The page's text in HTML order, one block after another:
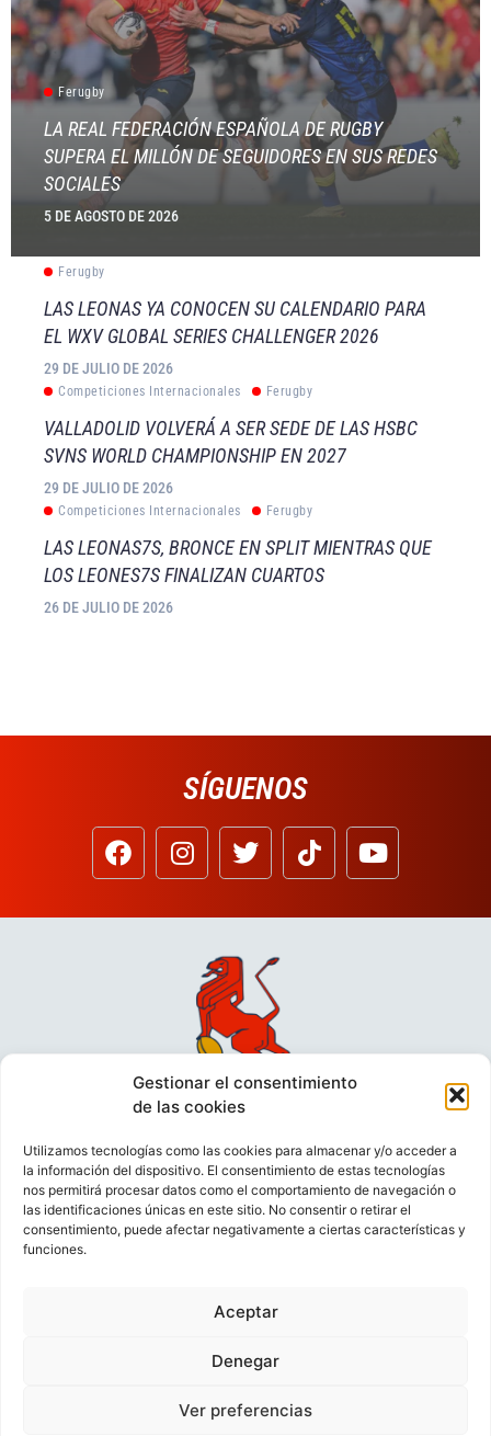
Gestionar el consentimiento
de las cookies
Utilizamos tecnologías como las cookies para almacenar y/o acceder a
la información del dispositivo. El consentimiento de estas tecnologías
nos permitirá procesar datos como el comportamiento de navegación o
las identificaciones únicas en este sitio. No consentir o retirar el
consentimiento, puede afectar negativamente a ciertas características y
funciones.
Aceptar
Denegar
Ver preferencias
Ferugby
LA REAL FEDERACIÓN ESPAÑOLA DE RUGBY
SUPERA EL MILLÓN DE SEGUIDORES EN SUS REDES
SOCIALES
5 DE AGOSTO DE 2026
Ferugby
LAS LEONAS YA CONOCEN SU CALENDARIO PARA
EL WXV GLOBAL SERIES CHALLENGER 2026
29 DE JULIO DE 2026
Competiciones Internacionales Ferugby
VALLADOLID VOLVERÁ A SER SEDE DE LAS HSBC
SVNS WORLD CHAMPIONSHIP EN 2027
29 DE JULIO DE 2026
Competiciones Internacionales Ferugby
LAS LEONAS7S, BRONCE EN SPLIT MIENTRAS QUE
LOS LEONES7S FINALIZAN CUARTOS
26 DE JULIO DE 2026
SÍGUENOS
VIDEOCONFERENCIAS
POLÍTICA DE PRIVACIDAD
CONTACTO
© FEDERACIÓN ESPAÑOLA DE RUGBY 2023.